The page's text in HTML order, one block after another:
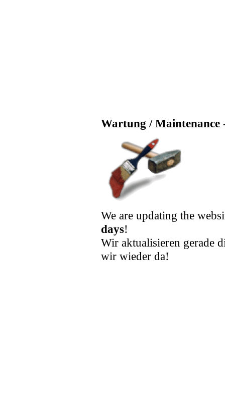
Wartung / Maintenance
We are updating the
days!
Wir aktualisieren gerade
wir wieder da!